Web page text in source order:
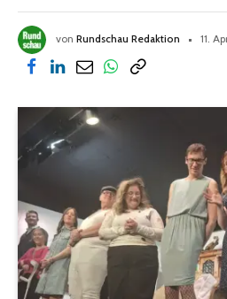
von Rundschau Redaktion 11.